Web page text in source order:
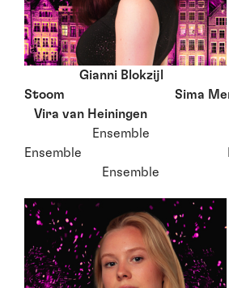
Gianni Blokzijl
Stoom Sima
Vira van Heiningen
Ensemble
Ensemble